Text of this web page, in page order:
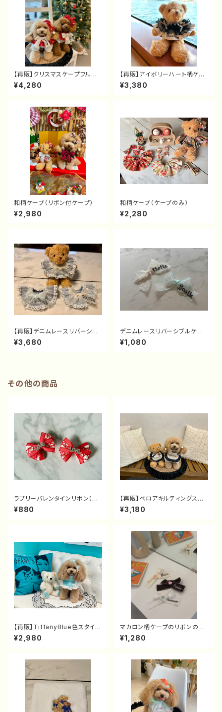
【再販】クリスマスケープフルセッ
ト（リボン付ケープ+リボンバレ
ッタ）
¥4,280
【再販】アイボリーハート柄ケー
プ（カスタム可）
¥3,380
和柄ケープ（リボン付ケープ）
¥2,980
和柄ケープ（ケープのみ）
¥2,280
【再販】デニムレースリバーシブ
ルケープ
¥3,680
デニムレースリバーシブルケー
プのリボンのみ（リボン単品）
¥1,080
その他の商品
ラブリーバレンタインリボン（バ
レッタ）
¥880
【再販】ベロアキルティングスタ
イ（カスタム可）
¥3,180
【再販】TiffanyBlue色スタイ
（カスタム可）
¥2,980
マカロン柄ケープのリボンのみ
（リボン単品）
¥1,280